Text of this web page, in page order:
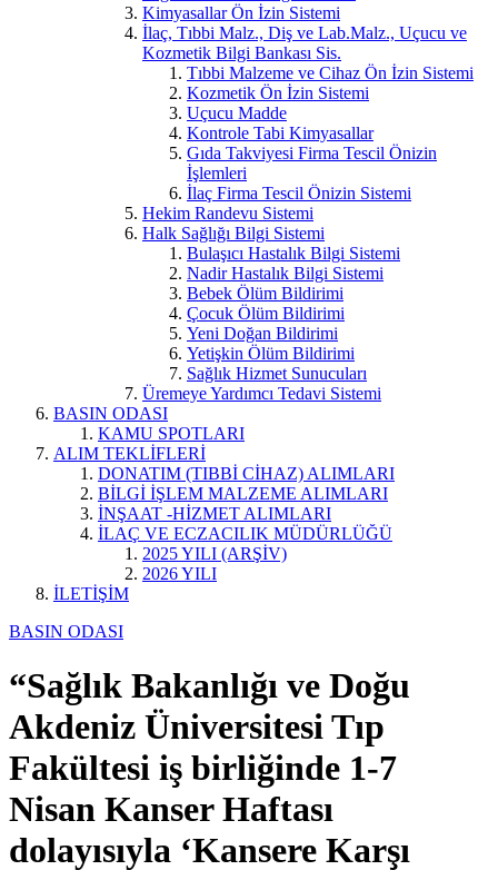
Kimyasallar Ön İzin Sistemi
İlaç, Tıbbi Malz., Diş ve Lab.Malz., Uçucu ve
Kozmetik Bilgi Bankası Sis.
Tıbbi Malzeme ve Cihaz Ön İzin Sistemi
Kozmetik Ön İzin Sistemi
Uçucu Madde
Kontrole Tabi Kimyasallar
Gıda Takviyesi Firma Tescil Önizin
İşlemleri
İlaç Firma Tescil Önizin Sistemi
Hekim Randevu Sistemi
Halk Sağlığı Bilgi Sistemi
Bulaşıcı Hastalık Bilgi Sistemi
Nadir Hastalık Bilgi Sistemi
Bebek Ölüm Bildirimi
Çocuk Ölüm Bildirimi
Yeni Doğan Bildirimi
Yetişkin Ölüm Bildirimi
Sağlık Hizmet Sunucuları
Üremeye Yardımcı Tedavi Sistemi
BASIN ODASI
KAMU SPOTLARI
ALIM TEKLİFLERİ
DONATIM (TIBBİ CİHAZ) ALIMLARI
BİLGİ İŞLEM MALZEME ALIMLARI
İNŞAAT -HİZMET ALIMLARI
İLAÇ VE ECZACILIK MÜDÜRLÜĞÜ
2025 YILI (ARŞİV)
2026 YILI
İLETİŞİM
BASIN ODASI
“Sağlık Bakanlığı ve Doğu
Akdeniz Üniversitesi Tıp
Fakültesi iş birliğinde 1-7
Nisan Kanser Haftası
dolayısıyla ‘Kansere Karşı